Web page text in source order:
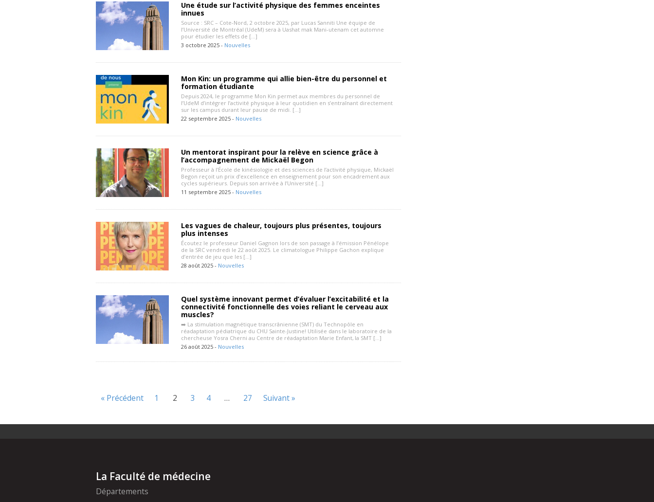
Une étude sur l’activité physique des femmes enceintes
innues
Source : SRC – Cote-Nord, 2 octobre 2025, par Lucas Sanniti Une équipe de
l’Université de Montréal (UdeM) sera à Uashat mak Mani-utenam cet automne
pour étudier les effets de […]
3 octobre 2025 - Nouvelles
Mon Kin: un programme qui allie bien-être du personnel et
formation étudiante
Depuis 2024, le programme Mon Kin permet aux membres du personnel de
l’UdeM d’intégrer l’activité physique à leur quotidien en s’entraînant directement
sur les campus durant leur pause de midi. […]
22 septembre 2025 - Nouvelles
Un mentorat inspirant pour la relève en science grâce à
l’accompagnement de Mickaël Begon
Professeur à l’École de kinésiologie et des sciences de l’activité physique, Mickaël
Begon reçoit un prix d’excellence en enseignement pour son encadrement aux
cycles supérieurs. Depuis son arrivée à l’Université […]
11 septembre 2025 - Nouvelles
Les vagues de chaleur, toujours plus présentes, toujours
plus intenses
Écoutez le professeur Daniel Gagnon lors de son passage à l’émission Pénélope
de la SRC vendredi le 22 août 2025. Le climatologue Philippe Gachon explique
d’entrée de jeu que les […]
28 août 2025 - Nouvelles
Quel système innovant permet d’évaluer l’excitabilité et la
connectivité fonctionnelle des voies reliant le cerveau aux
muscles?
➡️ La stimulation magnétique transcrânienne (SMT) du Technopôle en
réadaptation pédiatrique du CHU Sainte-Justine! Utilisée dans le laboratoire de la
chercheuse Yosra Cherni au Centre de réadaptation Marie Enfant, la SMT […]
26 août 2025 - Nouvelles
« Précédent 1 2 3 4 … 27 Suivant »
La Faculté de médecine
Départements